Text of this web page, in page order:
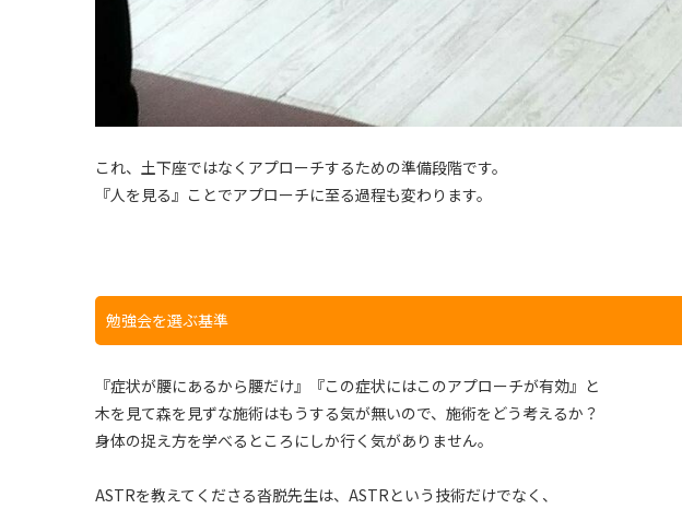
これ、土下座ではなくアプローチするための準備段階です。
『人を見る』ことでアプローチに至る過程も変わります。
勉強会を選ぶ基準
『症状が腰にあるから腰だけ』『この症状にはこのアプローチが有効』と
木を見て森を見ずな施術はもうする気が無いので、施術をどう考えるか？
身体の捉え方を学べるところにしか行く気がありません。
ASTRを教えてくださる沓脱先生は、ASTRという技術だけでなく、